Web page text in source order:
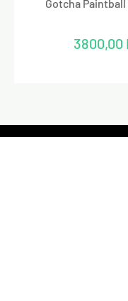
Gotcha Paintball
Precio
3800,00